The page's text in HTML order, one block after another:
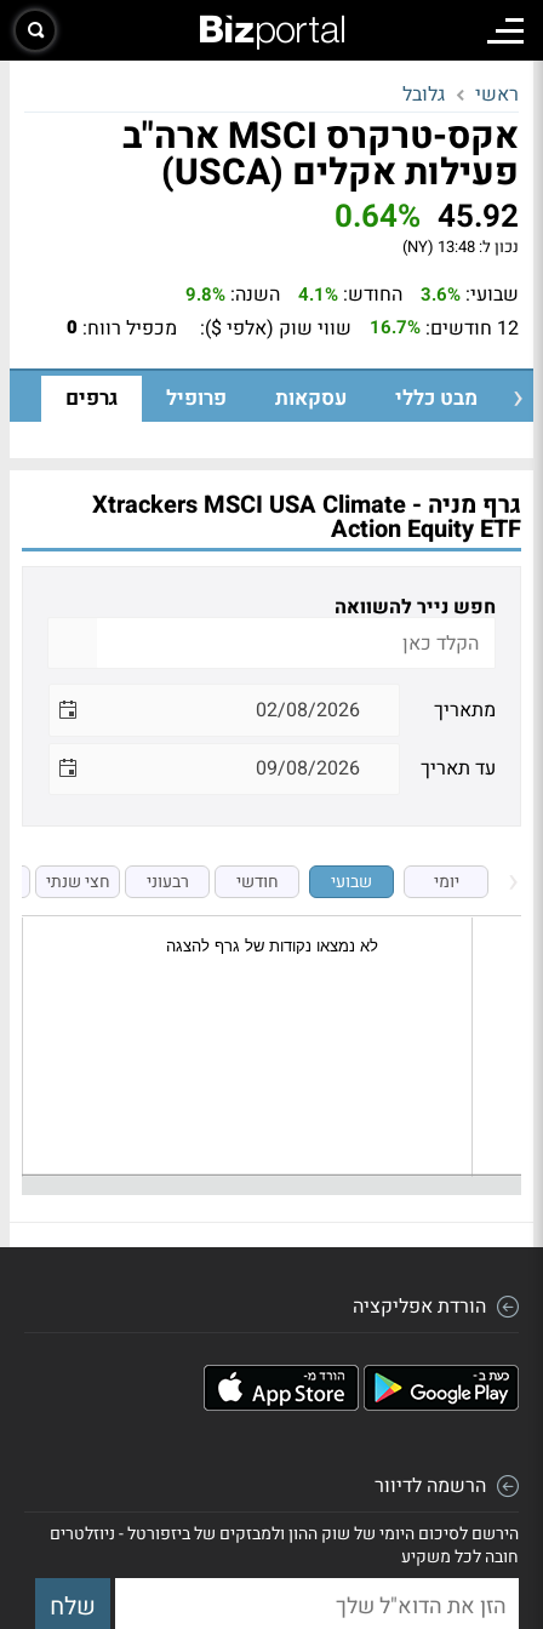
ראשי גלובל
אקס-טרקרס MSCI ארה"ב
פעילות אקלים (USCA)
45.92
0.64%
נכון ל: 13:48 (NY)
שבועי: 3.6% החודש: 4.1% השנה: 9.8%
12 חודשים: 16.7% שווי שוק (אלפי $): מכפיל רווח: 0
מבט כללי עסקאות פרופיל גרפים
גרף מניה - Xtrackers MSCI USA Climate
Action Equity ETF
חפש נייר להשוואה
מתאריך
עד תאריך
יומי שבועי חודשי רבעוני חצי שנתי
הורדת אפליקציה
הרשמה לדיוור
הירשם לסיכום היומי של שוק ההון ולמבזקים של ביזפורטל - ניוזלטרים
חובה לכל משקיע